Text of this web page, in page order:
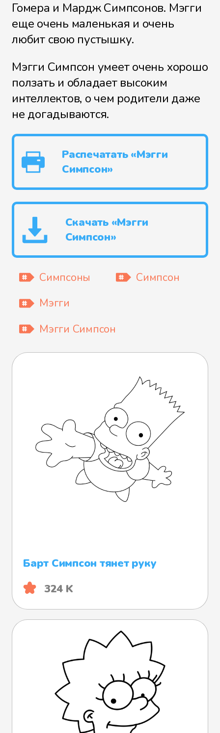
Гомера и Мардж Симпсонов. Мэгги
еще очень маленькая и очень
любит свою пустышку.
Мэгги Симпсон умеет очень хорошо
ползать и обладает высоким
интеллектов, о чем родители даже
не догадываются.
Распечатать «Мэгги
Симпсон»
Скачать «Мэгги
Симпсон»
Симпсоны
Симпсон
Мэгги
Мэгги Симпсон
Барт Симпсон тянет руку
324 K